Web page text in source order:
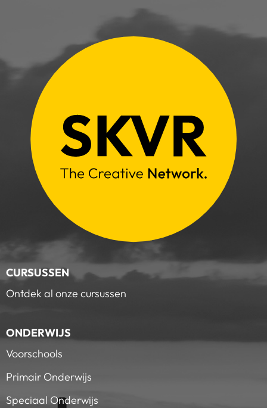
CURSUSSEN
Ontdek al onze cursussen
ONDERWIJS
Voorschools
Primair Onderwijs
Speciaal Onderwijs